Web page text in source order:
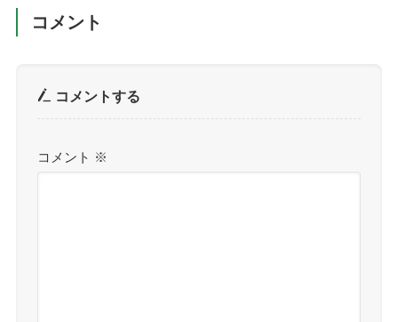
コメント
コメントする
コメント ※